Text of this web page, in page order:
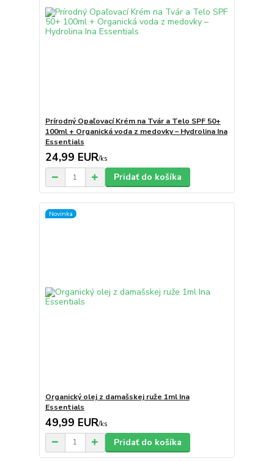
Prírodný Opaľovací Krém na Tvár a Telo SPF 50+
100ml + Organická voda z medovky – Hydrolina Ina
Essentials
24,99 EUR/ks
Pridať do košíka
Novinka
Organický olej z damašskej ruže 1ml Ina
Essentials
49,99 EUR/ks
Pridať do košíka